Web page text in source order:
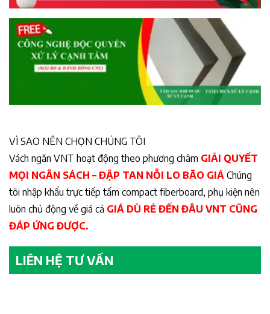
VÌ SAO NÊN CHỌN CHÚNG TÔI
Vách ngăn VNT hoạt động theo phương châm GIẢI QUYẾT
MỌI NGÂN SÁCH – ĐẬP TAN NỖI LO BÃO GIÁ Chúng
tôi nhập khẩu trực tiếp tấm compact fiberboard, phụ kiện nên
luôn chủ động về giá cả GIÁ DÙ RẺ ĐẾN ĐÂU VNT CŨNG
ĐÁP ỨNG ĐƯỢC.
LIÊN HỆ TƯ VẤN